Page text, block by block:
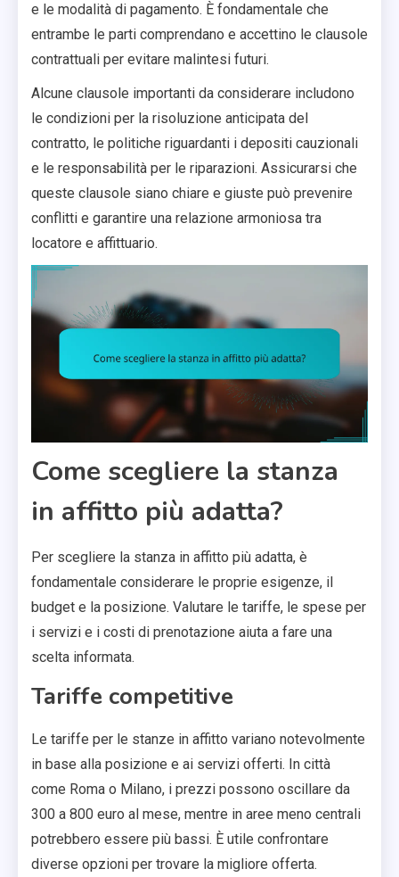
e le modalità di pagamento. È fondamentale che
entrambe le parti comprendano e accettino le clausole
contrattuali per evitare malintesi futuri.
Alcune clausole importanti da considerare includono
le condizioni per la risoluzione anticipata del
contratto, le politiche riguardanti i depositi cauzionali
e le responsabilità per le riparazioni. Assicurarsi che
queste clausole siano chiare e giuste può prevenire
conflitti e garantire una relazione armoniosa tra
locatore e affittuario.
Come scegliere la stanza
in affitto più adatta?
Per scegliere la stanza in affitto più adatta, è
fondamentale considerare le proprie esigenze, il
budget e la posizione. Valutare le tariffe, le spese per
i servizi e i costi di prenotazione aiuta a fare una
scelta informata.
Tariffe competitive
Le tariffe per le stanze in affitto variano notevolmente
in base alla posizione e ai servizi offerti. In città
come Roma o Milano, i prezzi possono oscillare da
300 a 800 euro al mese, mentre in aree meno centrali
potrebbero essere più bassi. È utile confrontare
diverse opzioni per trovare la migliore offerta.